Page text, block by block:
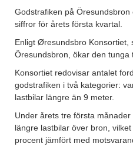
Godstrafiken på
siffror för årets första kvartal.
Enligt Øresundsbro Konsortiet,
Öresundsbron, ökar den tunga
Konsortiet redovisar antalet
godstrafiken i två kategorier:
lastbilar längre än 9 meter.
Under årets tre första
längre lastbilar över bron,
procent jämfört med